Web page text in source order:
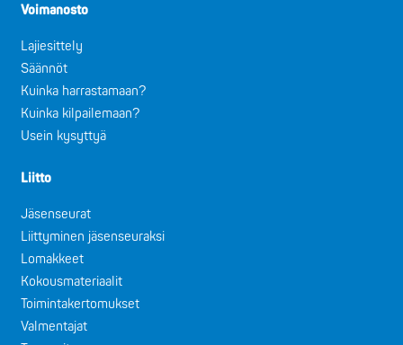
Voimanosto
Lajiesittely
Säännöt
Kuinka harrastamaan?
Kuinka kilpailemaan?
Usein kysyttyä
Liitto
Jäsenseurat
Liittyminen jäsenseuraksi
Lomakkeet
Kokousmateriaalit
Toimintakertomukset
Valmentajat